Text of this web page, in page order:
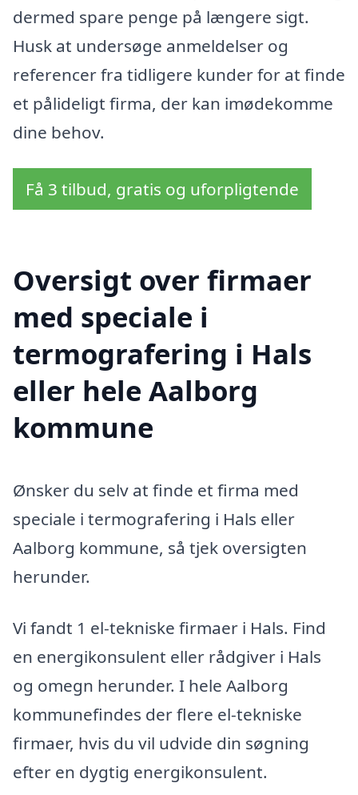
dermed spare penge på længere sigt.
Husk at undersøge anmeldelser og
referencer fra tidligere kunder for at finde
et pålideligt firma, der kan imødekomme
dine behov.
Få 3 tilbud, gratis og uforpligtende
Oversigt over firmaer
med speciale i
termografering i Hals
eller hele Aalborg
kommune
Ønsker du selv at finde et firma med
speciale i termografering i Hals eller
Aalborg kommune, så tjek oversigten
herunder.
Vi fandt 1 el-tekniske firmaer i Hals. Find
en energikonsulent eller rådgiver i Hals
og omegn herunder. I hele Aalborg
kommunefindes der flere el-tekniske
firmaer, hvis du vil udvide din søgning
efter en dygtig energikonsulent.